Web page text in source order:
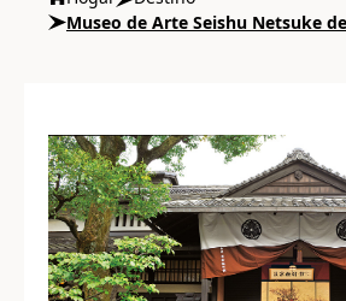
Museo de Arte Seishu Netsuke